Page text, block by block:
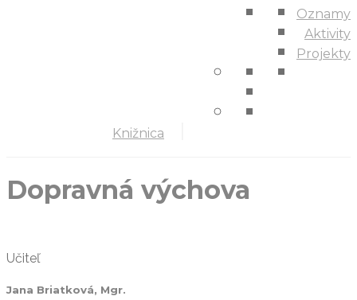
Knižnica
Oznamy
Aktivity
Projekty
Dopravná výchova
Učiteľ
Jana Briatková, Mgr.